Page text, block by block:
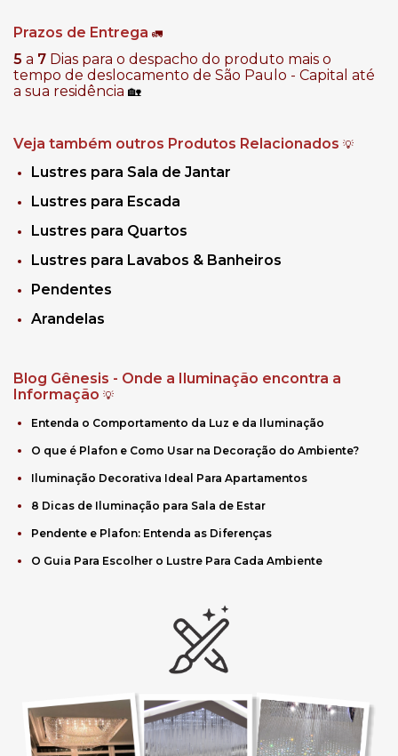
Prazos de Entrega 🚛
5 a 7 Dias para o despacho do produto mais o
tempo de deslocamento de São Paulo - Capital até
a sua residência 🏡
Veja também outros Produtos Relacionados 💡
Lustres para Sala de Jantar
Lustres para Escada
Lustres para Quartos
Lustres para Lavabos & Banheiros
Pendentes
Arandelas
Blog Gênesis - Onde a Iluminação encontra a
Informação 💡
Entenda o Comportamento da Luz e da Iluminação
O que é Plafon e Como Usar na Decoração do Ambiente?
Iluminação Decorativa Ideal Para Apartamentos
8 Dicas de Iluminação para Sala de Estar
Pendente e Plafon: Entenda as Diferenças
O Guia Para Escolher o Lustre Para Cada Ambiente